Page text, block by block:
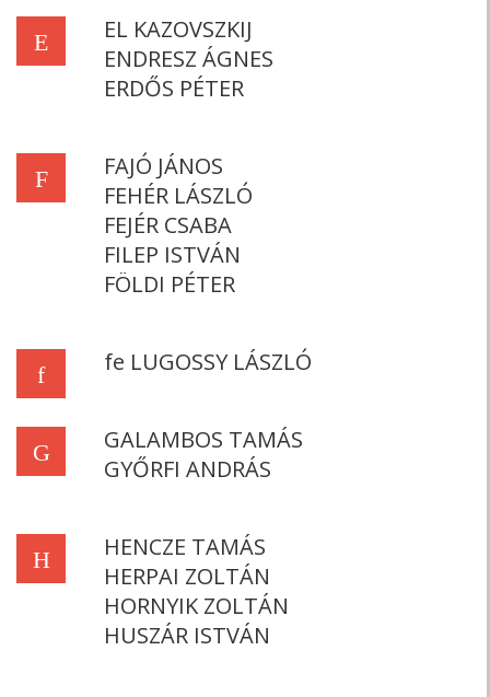
E
EL KAZOVSZKIJ
ENDRESZ ÁGNES
ERDŐS PÉTER
F
FAJÓ JÁNOS
FEHÉR LÁSZLÓ
FEJÉR CSABA
FILEP ISTVÁN
FÖLDI PÉTER
f fe LUGOSSY LÁSZLÓ
G
GALAMBOS TAMÁS
GYŐRFI ANDRÁS
H
HENCZE TAMÁS
HERPAI ZOLTÁN
HORNYIK ZOLTÁN
HUSZÁR ISTVÁN